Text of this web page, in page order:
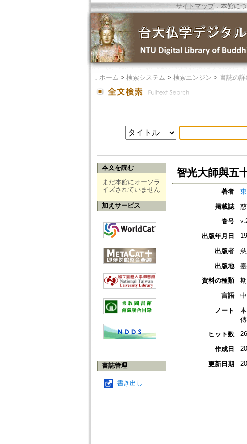
サイトマップ．本館に
． ホーム > 検索システム > 検索エンジン > 書誌の詳
本文を読む
まだ本館にオーソラ
イズされていません
加えサービス
書誌管理
書き出し
智光大師與五
著者
掲載誌
巻号
出版年月日
出版者
出版地
資料の種類
言語
ノート
ヒット数
作成日
更新日期